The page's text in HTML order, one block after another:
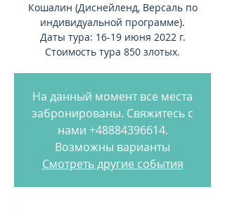
Кошалин (Диснейленд, Версаль по
индивидуальной программе).
Даты тура: 16-19 июня 2022 г.
Стоимость тура 850 злотых.
На данный момент все места
забронированы. Свяжитесь с
нами +48884396614.
Возможны варианты
Смотреть другие события